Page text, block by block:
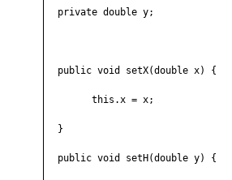
  private double y;
  public void setX(double x) {
  }
  public void setН(double y) {